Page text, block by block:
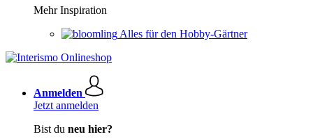
Mehr Inspiration
Alles für den Hobby-Gärtner
Anmelden
Jetzt anmelden
Bist du neu hier?